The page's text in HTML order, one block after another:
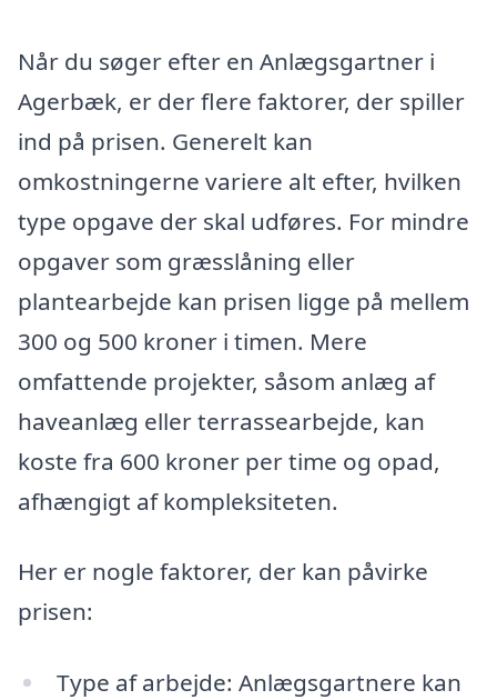
Når du søger efter en Anlægsgartner i
Agerbæk, er der flere faktorer, der spiller
ind på prisen. Generelt kan
omkostningerne variere alt efter, hvilken
type opgave der skal udføres. For mindre
opgaver som græsslåning eller
plantearbejde kan prisen ligge på mellem
300 og 500 kroner i timen. Mere
omfattende projekter, såsom anlæg af
haveanlæg eller terrassearbejde, kan
koste fra 600 kroner per time og opad,
afhængigt af kompleksiteten.
Her er nogle faktorer, der kan påvirke
prisen:
Type af arbejde: Anlægsgartnere kan